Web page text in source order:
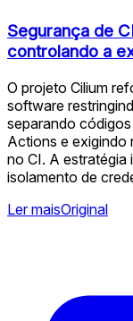
Segurança de
controlando a
O projeto Cilium
software
separando
Actions e exigindo
no CI. A estratégia
isolamento de
Ler maisOriginal